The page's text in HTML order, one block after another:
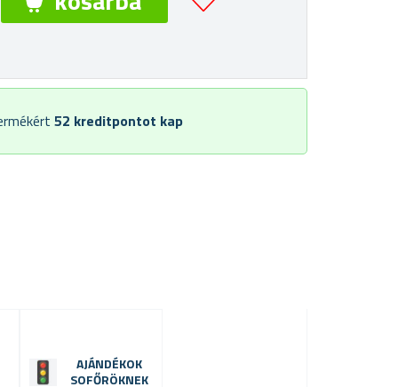
52 kreditpontot kap
AJÁNDÉKOK
SOFŐRÖKNEK